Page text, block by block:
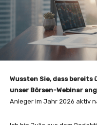
Wussten Sie, dass bereits
unser Börsen-Webinar
Anleger im Jahr 2026 aktiv